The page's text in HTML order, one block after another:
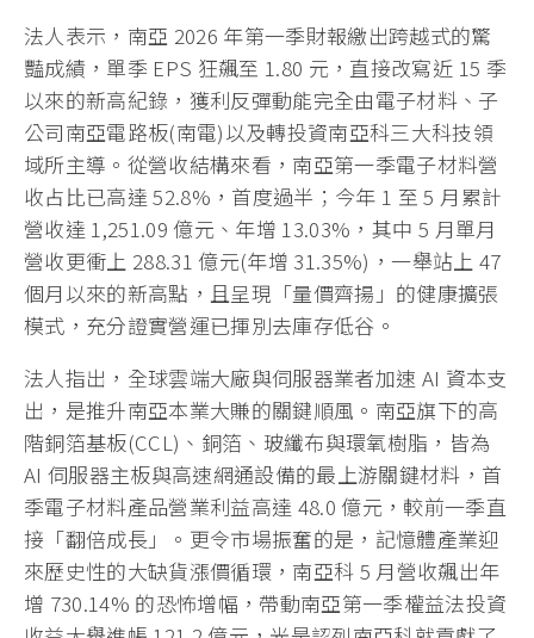
法人表示，南亞 2026 年第一季財報繳出跨越式的驚
豔成績，單季 EPS 狂飆至 1.80 元，直接改寫近 15 季
以來的新高紀錄，獲利反彈動能完全由電子材料、子
公司南亞電路板(南電)以及轉投資南亞科三大科技領
域所主導。從營收結構來看，南亞第一季電子材料營
收占比已高達 52.8%，首度過半；今年 1 至 5 月累計
營收達 1,251.09 億元、年增 13.03%，其中 5 月單月
營收更衝上 288.31 億元(年增 31.35%)，一舉站上 47
個月以來的新高點，且呈現「量價齊揚」的健康擴張
模式，充分證實營運已揮別去庫存低谷。
法人指出，全球雲端大廠與伺服器業者加速 AI 資本支
出，是推升南亞本業大賺的關鍵順風。南亞旗下的高
階銅箔基板(CCL)、銅箔、玻纖布與環氧樹脂，皆為
AI 伺服器主板與高速網通設備的最上游關鍵材料，首
季電子材料產品營業利益高達 48.0 億元，較前一季直
接「翻倍成長」。更令市場振奮的是，記憶體產業迎
來歷史性的大缺貨漲價循環，南亞科 5 月營收飆出年
增 730.14% 的恐怖增幅，帶動南亞第一季權益法投資